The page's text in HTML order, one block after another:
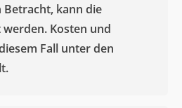
Betracht, kann die
Kosten und
Fall unter den